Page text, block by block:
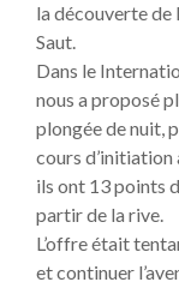
la découverte de
Saut.
Dans le
nous a proposé
plongée de nuit,
cours d’initiation
ils ont 13 points
partir de la rive.
L’offre était
et continuer